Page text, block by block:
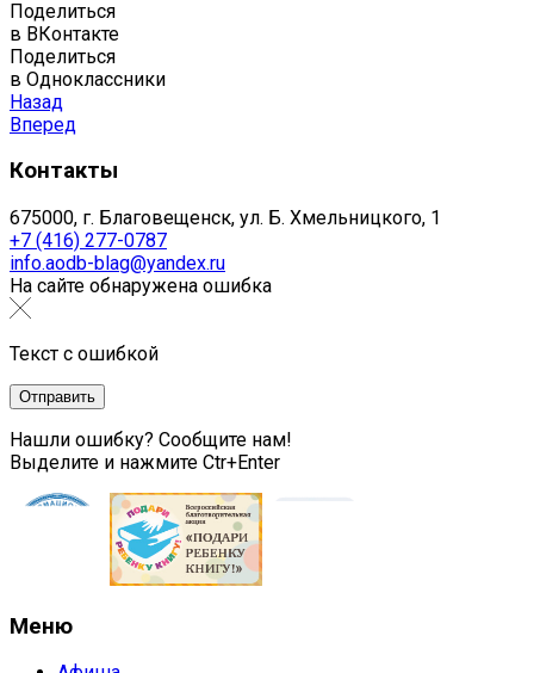
Поделиться
в ВКонтакте
Поделиться
в Одноклассники
Назад
Вперед
Контакты
675000, г. Благовещенск, ул. Б. Хмельницкого, 1
+7 (416) 277-0787
info.aodb-blag@yandex.ru
На сайте обнаружена ошибка
Текст с ошибкой
Нашли ошибку? Сообщите нам!
Выделите и нажмите Ctr+Enter
Меню